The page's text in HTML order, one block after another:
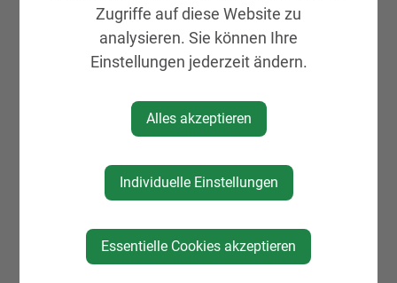
Zugriffe auf diese Website zu
analysieren. Sie können Ihre
Einstellungen jederzeit ändern.
Alles akzeptieren
Individuelle Einstellungen
Essentielle Cookies akzeptieren